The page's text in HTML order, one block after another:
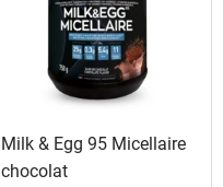
Milk & Egg 95 Micellaire
chocolat